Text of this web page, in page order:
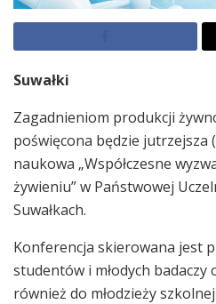
Suwałki
Zagadnieniom produkcji
poświęcona będzie jutrzejsza
naukowa „Współczesne
żywieniu” w Państwowej
Suwałkach.
Konferencja skierowana jest
studentów i młodych
również do młodzieży